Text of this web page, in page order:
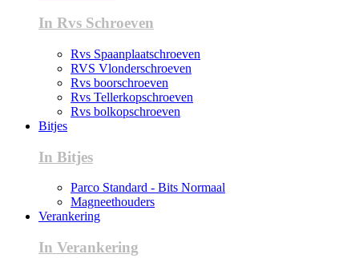
In Rvs Schroeven
Rvs Spaanplaatschroeven
RVS Vlonderschroeven
Rvs boorschroeven
Rvs Tellerkopschroeven
Rvs bolkopschroeven
Bitjes
In Bitjes
Parco Standard - Bits Normaal
Magneethouders
Verankering
In Verankering